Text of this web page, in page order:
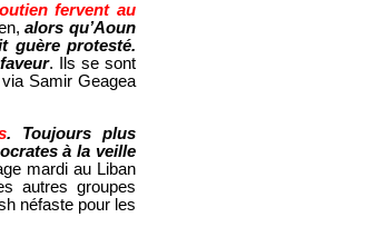
fervent au
alors qu’Aoun
guère protesté.
. Ils se sont
Samir Geagea
. Toujours plus
à la veille
mardi au Liban
autres groupes
néfaste pour les